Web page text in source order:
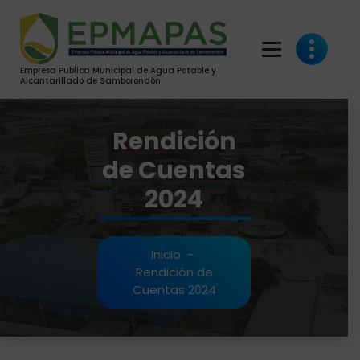
contenido
Empresa Publica Municipal de Agua Potable y
Alcantarillado de Samborondón
Rendición
de Cuentas
2024
Inicio -
Rendición de
Cuentas 2024